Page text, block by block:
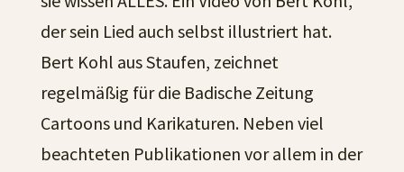
der sein Lied auch selbst illustriert hat.
Bert Kohl aus Staufen, zeichnet
regelmäßig für die Badische Zeitung
Cartoons und Karikaturen. Neben viel
beachteten Publikationen vor allem in der